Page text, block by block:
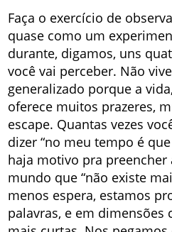
Faça o exercício de
quase como um
durante, digamos, uns
você vai perceber. Não
generalizado porque a
oferece muitos prazeres,
escape. Quantas vezes
dizer “no meu tempo é
haja motivo pra preencher
mundo que “não existe
menos espera, estamos
palavras, e em dimensões